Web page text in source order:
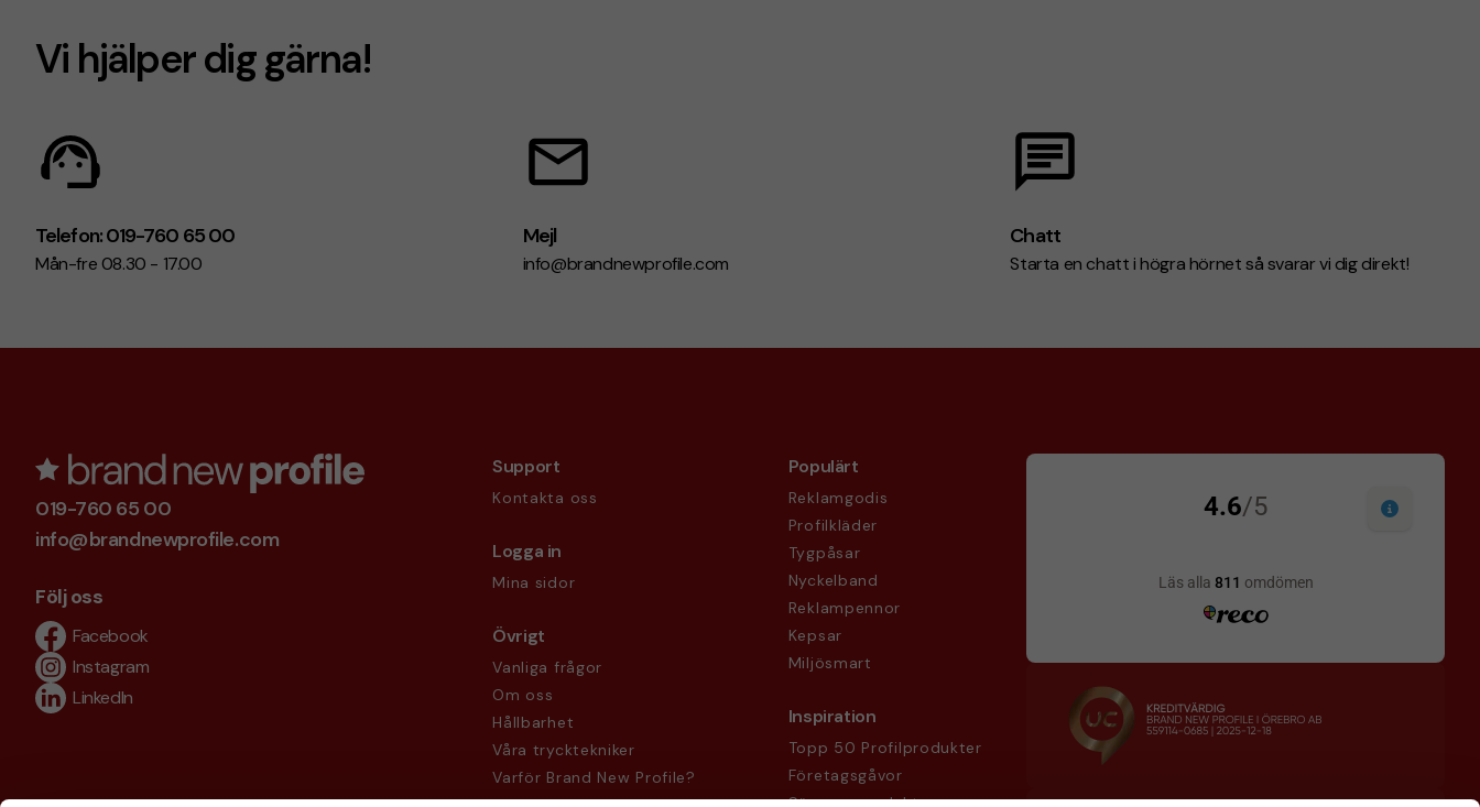
Vi hjälper dig gärna!
Telefon: 019-760 65 00
Mån-fre 08.30 - 17.00
Mejl
info@brandnewprofile.com
Chatt
Starta en chatt i högra hörnet så svarar vi dig direkt!
019-760 65 00
info@brandnewprofile.com
Följ oss
Facebook
Instagram
LinkedIn
Support
Kontakta oss
Logga in
Mina sidor
Övrigt
Vanliga frågor
Om oss
Hållbarhet
Våra trycktekniker
Varför Brand New Profile?
Populärt
Reklamgodis
Profilkläder
Tygpåsar
Nyckelband
Reklampennor
Kepsar
Miljösmart
Inspiration
Topp 50 Profilprodukter
Företagsgåvor
Säsongsprodukter